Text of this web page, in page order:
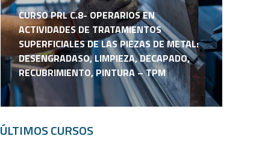
CURSO PRL C.8- OPERARIOS EN
ACTIVIDADES DE TRATAMIENTOS
SUPERFICIALES DE LAS PIEZAS DE METAL:
DESENGRADASO, LIMPIEZA, DECAPADO,
RECUBRIMIENTO, PINTURA – TPM
ÚLTIMOS CURSOS